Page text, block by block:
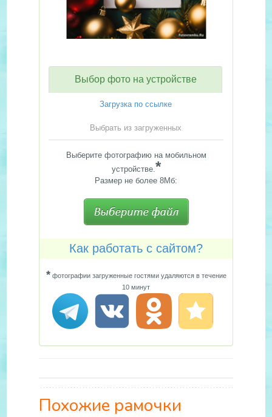
Выбор фото на устройстве
Загрузка по ссылке
Выбрать из загруженных
Выберите фотографию на мобильном
устройстве.*
Размер не более 8Мб:
Как работать с сайтом?
*фотографии загруженные гостями удаляются в течение
10 минут
Похожие рамочки